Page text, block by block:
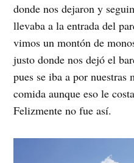
donde nos dejaron y
llevaba a la entrada del
vimos un montón de
justo donde nos dejó el
pues se iba a por nuestras
comida aunque eso le
Felizmente no fue así.